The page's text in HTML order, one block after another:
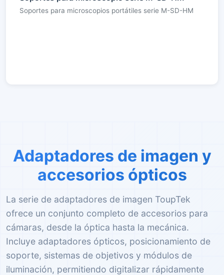
Soportes para microscopios portátiles serie M-SD-HM
Adaptadores de imagen y
accesorios ópticos
La serie de adaptadores de imagen ToupTek
ofrece un conjunto completo de accesorios para
cámaras, desde la óptica hasta la mecánica.
Incluye adaptadores ópticos, posicionamiento de
soporte, sistemas de objetivos y módulos de
iluminación, permitiendo digitalizar rápidamente